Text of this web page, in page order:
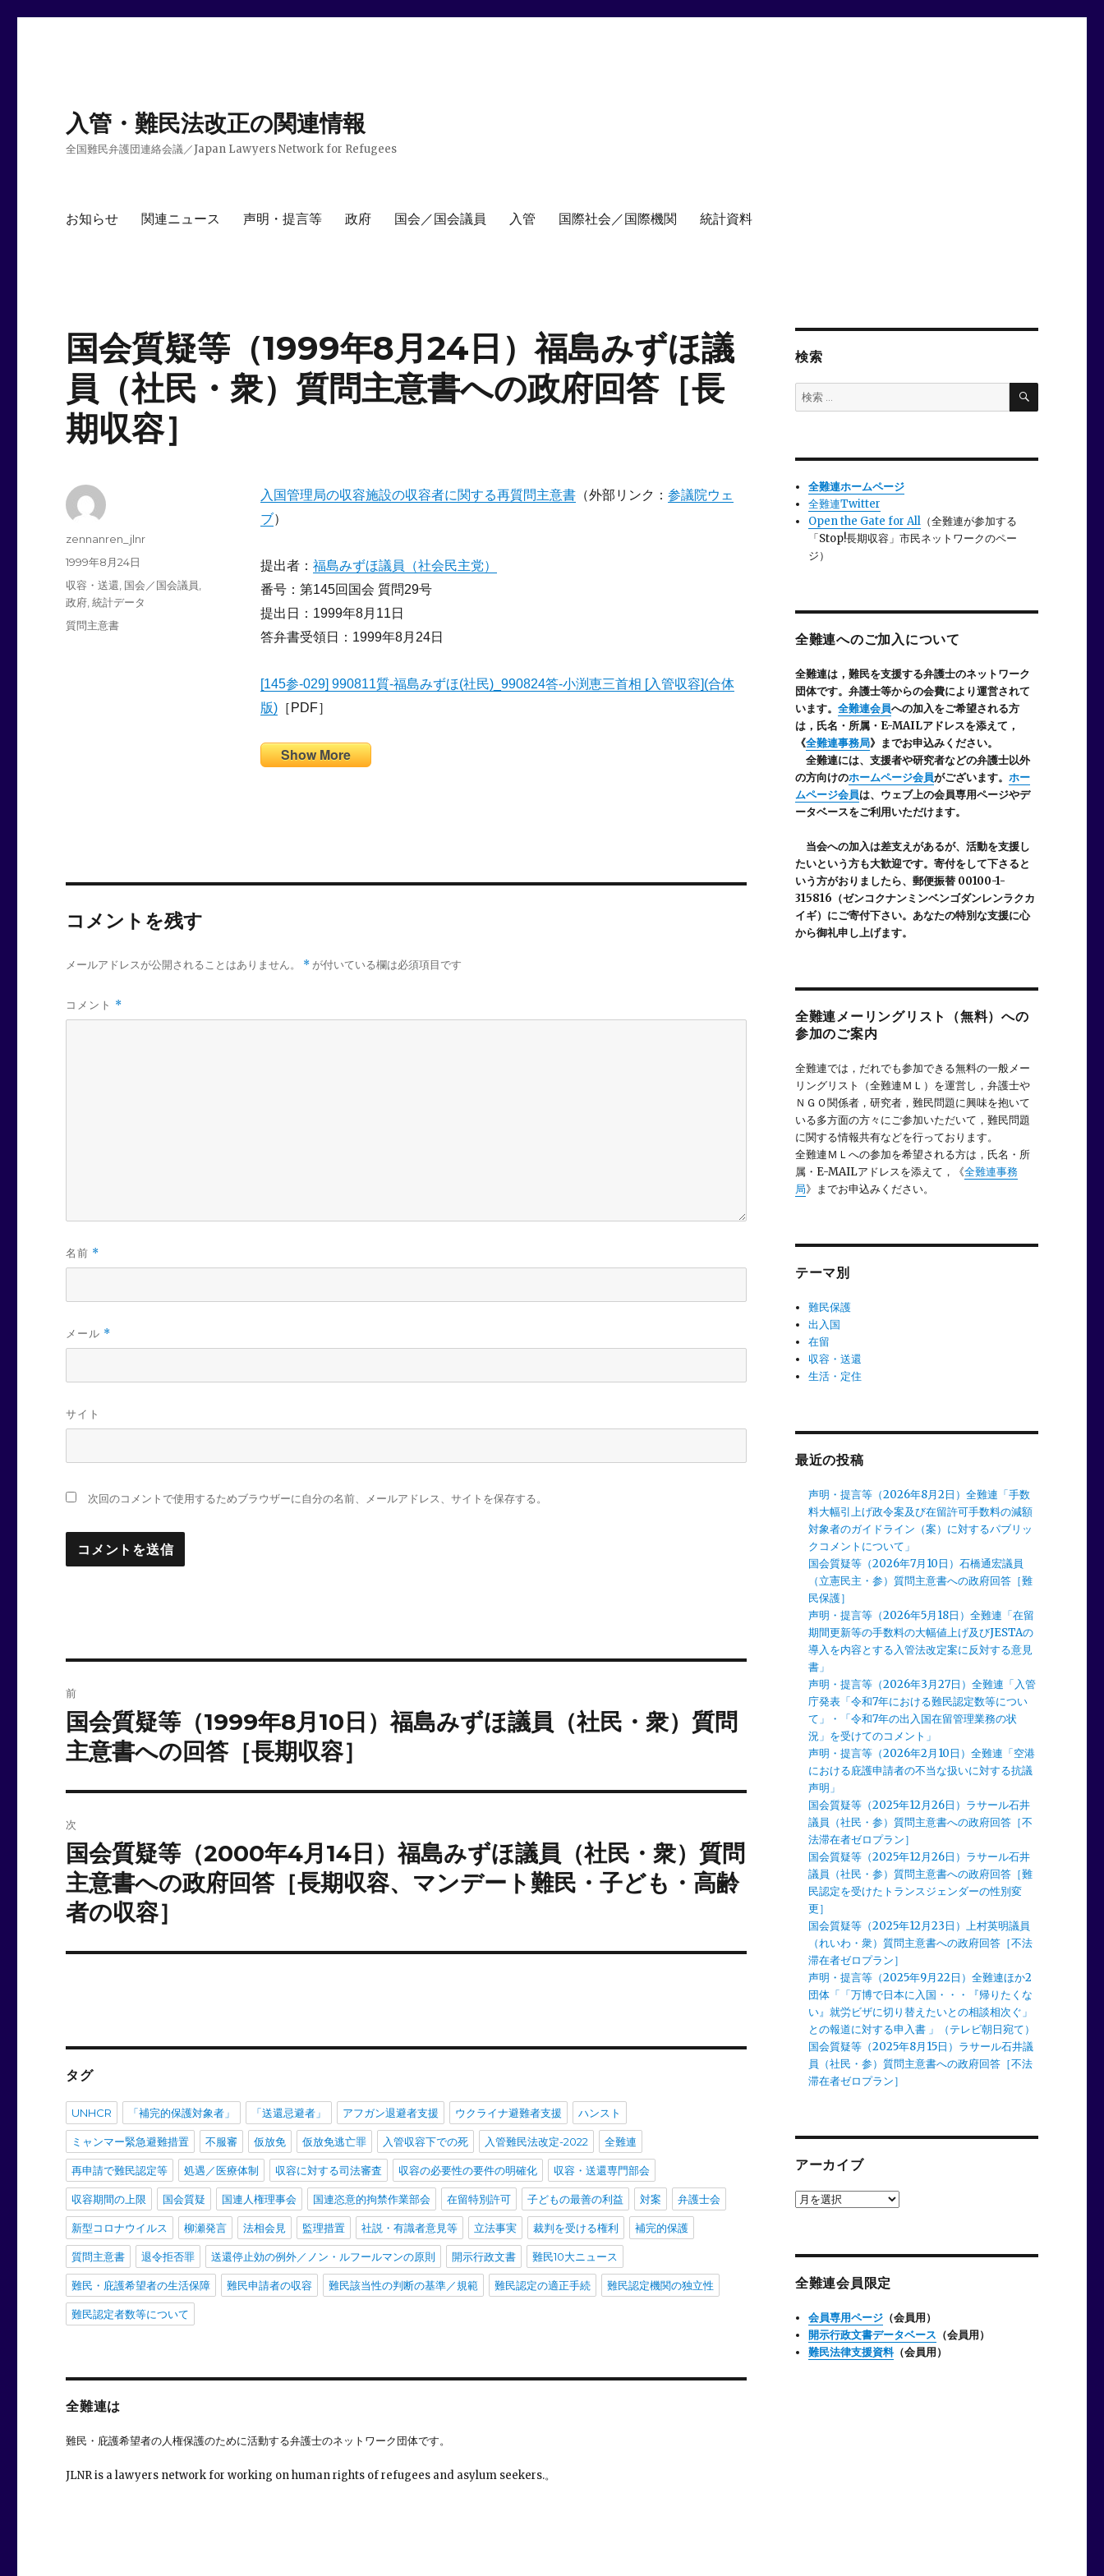
入管・難民法改正の関連情報
全国難民弁護団連絡会議／Japan Lawyers Network for Refugees
お知らせ 関連ニュース 声明・提言等 政府 国会／国会議員 入管 国際社会／国際機関 統計資料
国会質疑等（1999年8月24日）福島みずほ議
員（社民・衆）質問主意書への政府回答［長
期収容］
入国管理局の収容施設の収容者に関する再質問主意書（外部リンク： 参議院ウェ
ブ）
提出者： 福島みずほ議員（社会民主党）
番号：第145回国会 質問29号
提出日：1999年8月11日
答弁書受領日：1999年8月24日
[145参-029] 990811質-福島みずほ(社民)_990824答-小渕恵三首相 [入管収容](合体
版)［PDF］
Show More
投
zennanren_jlnr
投
稿
日:
1999年8月24日
カ
テ
ゴ
収容・送還 国会／国会議員
政府 ,統計データ
タ
質問主意書
コメントを残す
メールアドレスが公開されることはありません。 * が付いている欄は必須項目です
コメント *
名前 *
メール *
サイト
次回のコメントで使用するためブラウザーに自分の名前、メールアドレス、サイトを保存する。
稿
ナ
ゲ
ー
シ
ョ
ン
前
前
の
投
稿:
国会質疑等（1999年8月10日）福島みずほ議員（社民・衆）質問
主意書への回答［長期収容］
次
次
の
投
稿:
国会質疑等（2000年4月14日）福島みずほ議員（社民・衆）質問
主意書への政府回答［長期収容、マンデート難民・子ども・高齢
者の収容］
タグ
UNHCR 「補完的保護対象者」 「送還忌避者」 アフガン退避者支援 ウクライナ避難者支援 ハンスト
ミャンマー緊急避難措置 不服審 仮放免 仮放免逃亡罪 入管収容下での死 入管難民法改定-2022 全難連
再申請で難民認定等 処遇／医療体制 収容に対する司法審査 収容の必要性の要件の明確化 収容・送還専門部会
収容期間の上限 国会質疑 国連人権理事会 国連恣意的拘禁作業部会 在留特別許可 子どもの最善の利益 対案 弁護士会
新型コロナウイルス 柳瀬発言 法相会見 監理措置 社説・有識者意見等 立法事実 裁判を受ける権利 補完的保護
質問主意書 退令拒否罪 送還停止効の例外／ノン・ルフールマンの原則 開示行政文書 難民10大ニュース
難民・庇護希望者の生活保障 難民申請者の収容 難民該当性の判断の基準／規範 難民認定の適正手続 難民認定機関の独立性
難民認定者数等について
全難連は
難民・庇護希望者の人権保護のために活動する弁護士のネットワーク団体です。
JLNR is a lawyers network for working on human rights of refugees and asylum seekers.。
検索
検
索:
検
全難連ホームページ
全難連Twitter
Open the Gate for All （全難連が参加する
「Stop!長期収容」市民ネットワークのペー
ジ）
全難連へのご加入について
全難連は，難民を支援する弁護士のネットワーク
団体です。弁護士等からの会費により運営されて
います。 全難連会員への加入をご希望される方
は，氏名・所属・E-MAILアドレスを添えて，
《全難連事務局》までお申込みください。
全難連には、支援者や研究者などの弁護士以外
の方向けのホームページ会員がございます。 ホー
ムページ会員は、ウェブ上の会員専用ページやデ
ータベースをご利用いただけます。
当会への加入は差支えがあるが、活動を支援し
たいという方も大歓迎です。寄付をして下さると
いう方がおりましたら、郵便振替 00100-1-
315816（ゼンコクナンミンベンゴダンレンラクカ
イギ）にご寄付下さい。あなたの特別な支援に心
から御礼申し上げます。
全難連メーリングリスト（無料）への
参加のご案内
全難連では，だれでも参加できる無料の一般メー
リングリスト（全難連ＭＬ）を運営し，弁護士や
ＮＧＯ関係者，研究者，難民問題に興味を抱いて
いる多方面の方々にご参加いただいて，難民問題
に関する情報共有などを行っております。
全難連ＭＬへの参加を希望される方は，氏名・所
属・E-MAILアドレスを添えて，《全難連事務
局》までお申込みください。
テーマ別
難民保護
出入国
在留
収容・送還
生活・定住
最近の投稿
声明・提言等（2026年8月2日）全難連「手数
料大幅引上げ政令案及び在留許可手数料の減額
対象者のガイドライン（案）に対するパブリッ
クコメントについて」
国会質疑等（2026年7月10日）石橋通宏議員
（立憲民主・参）質問主意書への政府回答［難
民保護］
声明・提言等（2026年5月18日）全難連「在留
期間更新等の手数料の大幅値上げ及びJESTAの
導入を内容とする入管法改定案に反対する意見
書」
声明・提言等（2026年3月27日）全難連「入管
庁発表「令和7年における難民認定数等につい
て」・「令和7年の出入国在留管理業務の状
況」を受けてのコメント」
声明・提言等（2026年2月10日）全難連「空港
における庇護申請者の不当な扱いに対する抗議
声明」
国会質疑等（2025年12月26日）ラサール石井
議員（社民・参）質問主意書への政府回答［不
法滞在者ゼロプラン］
国会質疑等（2025年12月26日）ラサール石井
議員（社民・参）質問主意書への政府回答［難
民認定を受けたトランスジェンダーの性別変
更］
国会質疑等（2025年12月23日）上村英明議員
（れいわ・衆）質問主意書への政府回答［不法
滞在者ゼロプラン］
声明・提言等（2025年9月22日）全難連ほか2
団体「「万博で日本に入国・・・『帰りたくな
い』就労ビザに切り替えたいとの相談相次ぐ」
との報道に対する申入書 」（テレビ朝日宛て）
国会質疑等（2025年8月15日）ラサール石井議
員（社民・参）質問主意書への政府回答［不法
滞在者ゼロプラン］
アーカイブ
ア
全難連会員限定
会員専用ページ （会員用）
開示行政文書データベース （会員用）
難民法律支援資料（会員用）